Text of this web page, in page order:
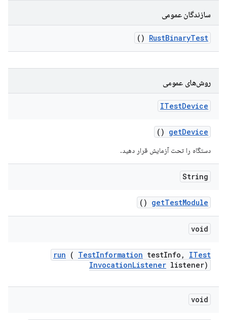
سازندگان عمومی
RustBinaryTest
()
روش‌های عمومی
ITestDevice
getDevice
()
دستگاه را تحت آزمایش قرار دهید.
String
getTestModule
()
void
run ( TestInformation testInfo ,
ITest
InvocationListener listener)
void